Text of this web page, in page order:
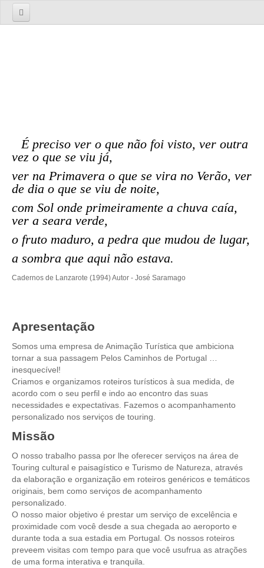
TOURS
Tours 1 Dia
Lisboa
Lisboa Cosmopolita Passado e Presente
Sintra
Sintra dos Encantos
Sintra, Cabo da Roca e Cascais
Óbidos
Fátima
Um dia em Fátima
Fátima, Batalha, Nazaré e Óbidos
Fátima e Ourém
Évora e Monsaraz
Évora e Arraiolos
Tomar
O Tesouro dos Templários
Castelos Templários e Vilas Ribeirinhas
Tours meio dia
Tour de meio-dia em Sintra
Tours Temáticos
É preciso ver o que não foi visto, ver outra
vez o que se viu já,
ver na Primavera o que se vira no Verão, ver
de dia o que se viu de noite,
com Sol onde primeiramente a chuva caía,
ver a seara verde,
o fruto maduro, a pedra que mudou de lugar,
a sombra que aqui não estava.
Cadernos de Lanzarote (1994) Autor - José Saramago
Apresentação
Somos uma empresa de Animação Turística que ambiciona
tornar a sua passagem Pelos Caminhos de Portugal …
inesquecível!
Criamos e organizamos roteiros turísticos à sua medida, de
acordo com o seu perfil e indo ao encontro das suas
necessidades e expectativas. Fazemos o acompanhamento
personalizado nos serviços de touring.
Missão
O nosso trabalho passa por lhe oferecer serviços na área de
Touring cultural e paisagístico e Turismo de Natureza, através
da elaboração e organização em roteiros genéricos e temáticos
originais, bem como serviços de acompanhamento
personalizado.
O nosso maior objetivo é prestar um serviço de excelência e
proximidade com você desde a sua chegada ao aeroporto e
durante toda a sua estadia em Portugal. Os nossos roteiros
preveem visitas com tempo para que você usufrua as atrações
de uma forma interativa e tranquila.